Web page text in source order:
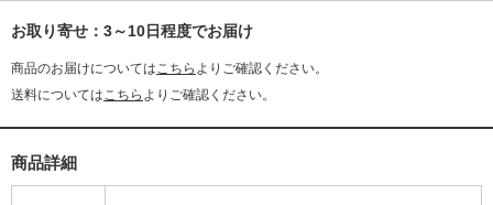
お取り寄せ：3～10日程度でお届け
商品のお届けについてはこちら よりご確認ください。
送料についてはこちら よりご確認ください。
商品詳細